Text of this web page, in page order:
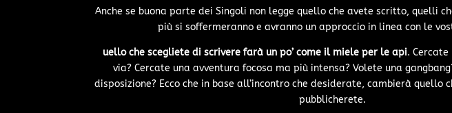
Anche se buona parte dei Singoli non legge quello che avete scritto, quelli
più si soffermeranno e avranno un approccio in linea con le
uello che scegliete di scrivere farà un po’ come il miele per le api.
via? Cercate una avventura focosa ma più intensa? Volete una
disposizione? Ecco che in base all’incontro che desiderate, cambierà quello
pubblicherete.